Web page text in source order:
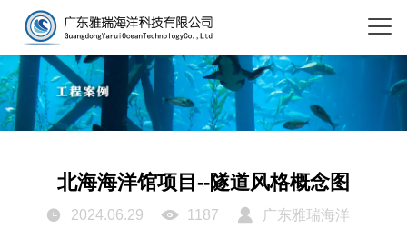
北海海洋馆项目--隧道风格概念图
2024.06.29 1187 广东雅瑞海洋